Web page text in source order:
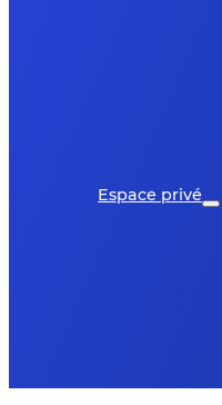
Espace privé